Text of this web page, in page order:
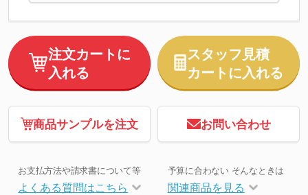
注文カートに
入れる
スタッフ見積
カートに入れる
商品サンプルを注文 お問い合わせ
お支払方法や請求書について等
よくある質問はこちら
予算に合わない そんなときは
関連商品を見る